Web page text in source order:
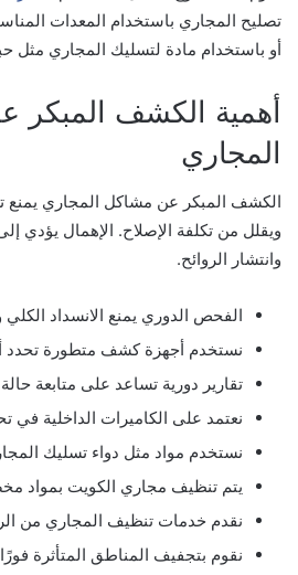
تصليح المجاري باستخدام المعدات
أو باستخدام مادة لتسليك المجاري مثل
أهمية الكشف المبكر
المجاري
الكشف المبكر عن مشاكل المجاري يمنع
ويقلل من تكلفة الإصلاح. الإهمال يؤدي
وانتشار الروائح.
الفحص الدوري يمنع الانسداد
نستخدم أجهزة كشف متطورة تحدد
تقارير دورية تساعد على متابعة
نعتمد على الكاميرات الداخلية في
نستخدم مواد مثل دواء تسليك
يتم تنظيف مجاري الكويت بمواد
نقدم خدمات تنظيف المجاري من
نقوم بتجفيف المناطق المتأثرة فورًا